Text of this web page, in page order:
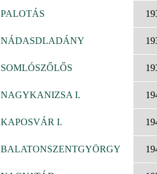
PALOTÁS
NÁDASDLADÁNY
SOMLÓSZŐLŐS
NAGYKANIZSA I.
KAPOSVÁR I.
BALATONSZENTGYÖRGY